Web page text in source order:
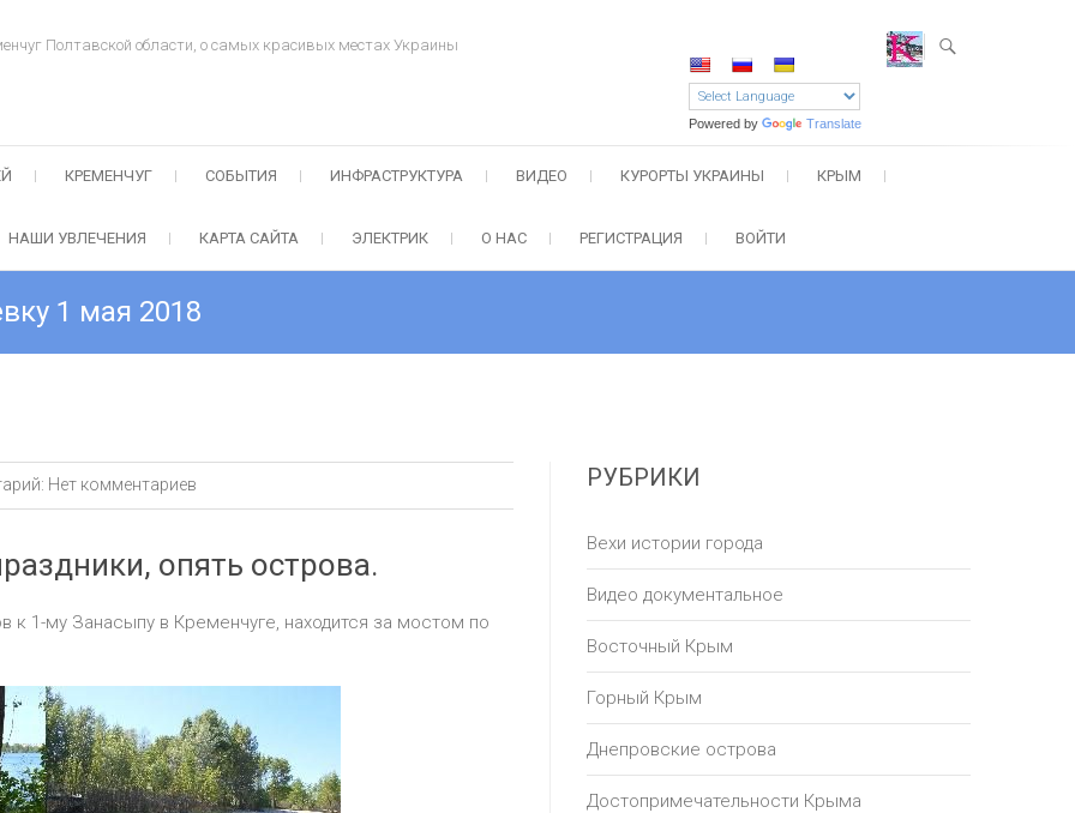
Полтавской области, о самых красивых местах Украины
Powered by Translate
КРЕМЕНЧУГ СОБЫТИЯ ИНФРАСТРУКТУРА ВИДЕО КУРОРТЫ УКРАИНЫ КРЫМ
НАШИ УВЛЕЧЕНИЯ КАРТА САЙТА ЭЛЕКТРИК О НАС РЕГИСТРАЦИЯ ВОЙТИ
1 мая 2018
Нет комментариев
опять острова.
1-му Занасыпу в Кременчуге, находится за мостом по
РУБРИКИ
Вехи истории города
Видео документальное
Восточный Крым
Горный Крым
Днепровские острова
Достопримечательности Крыма